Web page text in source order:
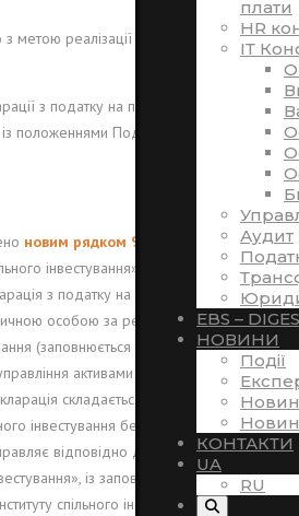
плати
HR
ІТ
Аудит
EBS –
НОВИНИ
Події
КОНТАКТИ
UA
RU
метою реалізації вимог Закону №466та
з податку на прибуток буде
положеннями Податкового кодексу
новим рядком 9
інвестування». Щодо цього у
з податку на прибуток подається
особою за результатами діяльності
(заповнюється поле 9). У разі якщо
активами кількох інститутів
складається та подається окремо
інвестування без статусу юридичної
відповідно до Закону України
із заповненням рядка 9 та
спільного інвестування у вигляді